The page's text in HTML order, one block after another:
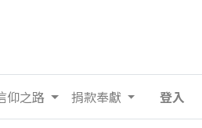
仰之路 捐款奉獻 登入